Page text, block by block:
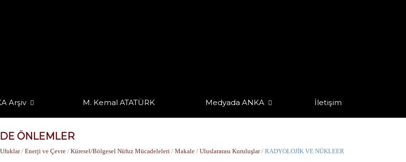
Arşiv M. Kemal ATATÜRK Medyada ANKA İletişim
ÖNLEMLER
/ Enerji ve Çevre / Küresel/Bölgesel Nüfuz Mücadeleleri / Makale / Uluslararası Kuruluşlar/ RADYOLOJİK VE NÜKLEER